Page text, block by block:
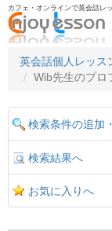
カフェ・オンラインで英会話レ
英会話個人レッス
Wib先生のプロ
検索条件の追加
検索結果へ
お気に入りへ